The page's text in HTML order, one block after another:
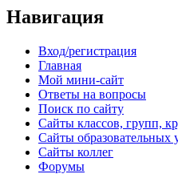
Навигация
Вход/регистрация
Главная
Мой мини-сайт
Ответы на вопросы
Поиск по сайту
Сайты классов, групп,
Сайты образовательных
Сайты коллег
Форумы